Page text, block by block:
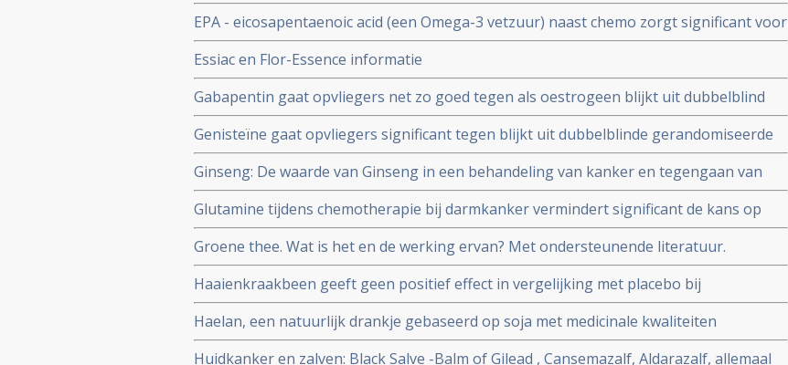
EPA - eicosapentaenoic acid (een Omega-3 vetzuur) naast chemo zorgt significant voor
meer remissies bij kinderen met leukemie en zij hebben significant minder
gewichtsverlies aldus gerandomiseerde fase II studie.
Essiac en Flor-Essence informatie
Gabapentin gaat opvliegers net zo goed tegen als oestrogeen blijkt uit dubbelblind
gerandomiseerde studie. Artikel geplaatst 12 juli 2006
Genisteïne gaat opvliegers significant tegen blijkt uit dubbelblinde gerandomiseerde
studie bij 90 gezonde vrouwen van 47 tot 57 jaar in de overgang gedurende 1 jaar
follow-up.
Ginseng: De waarde van Ginseng in een behandeling van kanker en tegengaan van
bijwerkingen. Een overzichtsartikel voor artsen en voedingsdeskundigen. Artikel
geplaatst 12 december 2009
Glutamine tijdens chemotherapie bij darmkanker vermindert significant de kans op
neuropathische problemen daarna.
Groene thee. Wat is het en de werking ervan? Met ondersteunende literatuur.
Haaienkraakbeen geeft geen positief effect in vergelijking met placebo bij
kankerpatiënten aldus kleine maar wel gerandomiseerde studie bij totaal 83 patiënten
met darmkanker en borstkanker.
Haelan, een natuurlijk drankje gebaseerd op soja met medicinale kwaliteiten
Huidkanker en zalven: Black Salve -Balm of Gilead , Cansemazalf, Aldarazalf, allemaal